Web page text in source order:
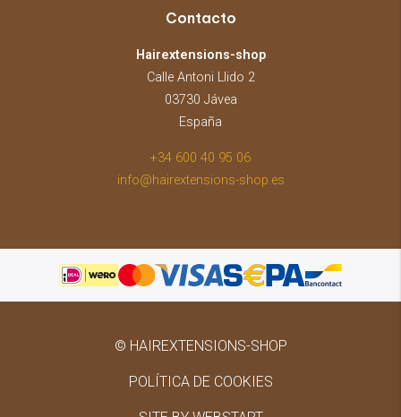
Contacto
Hairextensions-shop
Calle Antoni Llido 2
03730 Jávea
España
+34 600 40 95 06
info@hairextensions-shop.es
© HAIREXTENSIONS-SHOP
POLÍTICA DE COOKIES